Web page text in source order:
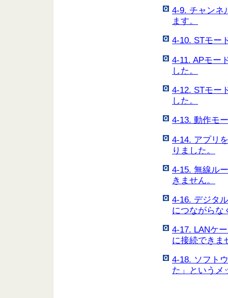
4-9. チャンネ
ます。
4-10. STモー
4-11. APモー
した。
4-12. STモー
した。
4-13. 動作モ
4-14. アプリ
りました。
4-15. 無線ル
きません。
4-16. デジタ
につながらな
4-17. LANケ
に接続できま
4-18. ソフト
た」というメ